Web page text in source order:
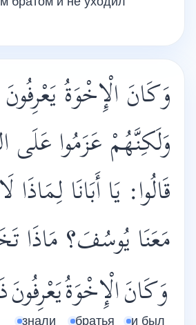
وَكَانَ الْإِخْوَةُ
وَلَكِنَّهُمْ عَزَمُوا عَلَى
قَالُوا: يَا أَبَانَا
مَعَنَا يُوسُفَ؟ مَاذَا
وَكَانَ
и был
الْإِخْوَةُ
братья
يَعْرِفُونَ
знали